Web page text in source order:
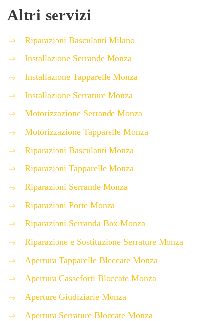
Altri servizi
Riparazioni Basculanti Milano
Installazione Serrande Monza
Installazione Tapparelle Monza
Installazione Serrature Monza
Motorizzazione Serrande Monza
Motorizzazione Tapparelle Monza
Riparazioni Basculanti Monza
Riparazioni Tapparelle Monza
Riparazioni Serrande Monza
Riparazioni Porte Monza
Riparazioni Serranda Box Monza
Riparazione e Sostituzione Serrature Monza
Apertura Tapparelle Bloccate Monza
Apertura Casseforti Bloccate Monza
Aperture Giudiziarie Monza
Apertura Serrature Bloccate Monza